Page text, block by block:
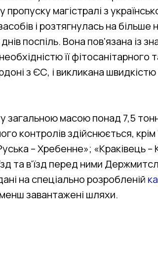
пропуску магістралі з
і розтягнулась на більше
поспіль. Вона пов'язана із
її фітосанітарного
з ЄС, і викликана
загальною масою понад 7,5
контролів здійснюється,
– Хребенне»; «Краківець –
та в'їзд перед ними
на спеціально розробленій
завантажені шляхи.